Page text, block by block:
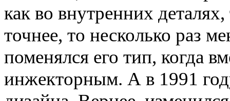
как во внутренних
точнее, то несколько раз
поменялся его тип, когда
инжекторным. А в 1991